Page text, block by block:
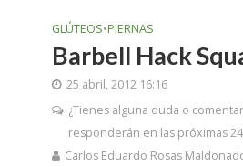
GLÚTEOS•PIERNAS
Barbell Hack
25 abril, 2012 16:16
¿Tienes alguna duda o
responderán en las próximas
Carlos Eduardo Rosas